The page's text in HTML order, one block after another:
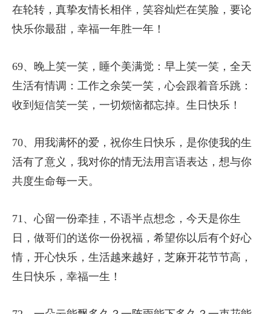
在轮转，真挚友情长相伴，笑容灿烂在笑脸，要论
快乐你最甜，幸福一年胜一年！
69、晚上笑一笑，睡个美满觉：早上笑一笑，全天
生活有情调：工作之余笑一笑，心会跟着音乐跳：
收到短信笑一笑，一切烦恼都忘掉。生日快乐！
70、用我满怀的爱，祝你生日快乐，是你使我的生
活有了意义，我对你的情无法用言语表达，想与你
共度生命每一天。
71、心留一份牵挂，不语半点想念，今天是你生
日，做哥们的送你一份祝福，希望你以后有个好心
情，开心快乐，生活越来越好，芝麻开花节节高，
生日快乐，幸福一生！